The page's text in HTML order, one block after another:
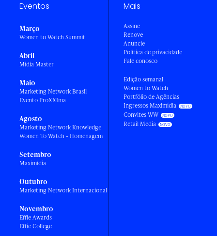
Eventos
Março
Women to Watch Summit
Abril
Mídia Master
Maio
Marketing Network Brasil
Evento ProXXIma
Agosto
Marketing Network Knowledge
Women To Watch - Homenagem
Setembro
Maximídia
Outubro
Marketing Network Internacional
Novembro
Effie Awards
Effie College
Mais
Assine
Renove
Anuncie
Política de privacidade
Fale conosco
Edição semanal
Women to Watch
Portfólio de Agências
Ingressos Maximídia
Convites WW
Retail Media